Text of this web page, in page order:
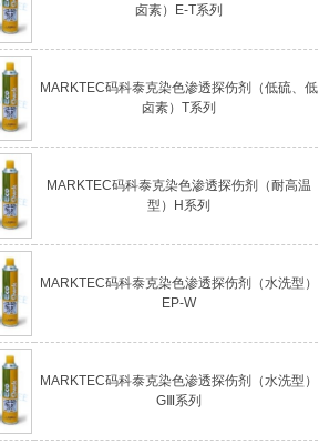
卤素）E-T系列
MARKTEC码科泰克染色渗透探伤剂（低硫、低
卤素）T系列
MARKTEC码科泰克染色渗透探伤剂（耐高温
型）H系列
MARKTEC码科泰克染色渗透探伤剂（水洗型）
EP-W
MARKTEC码科泰克染色渗透探伤剂（水洗型）
GⅢ系列